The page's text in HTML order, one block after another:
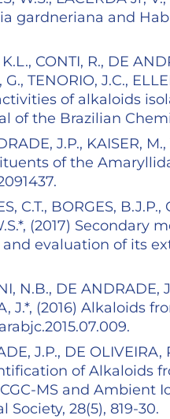
gardneriana and
CONTI, R., DE
TENORIO, J.C.,
of alkaloids
of the Brazilian
J.P., KAISER,
of the
C.T., BORGES,
(2017)
evaluation of its
N.B., DE ANDRADE,
J.*, (2016)
J.P., DE
of
MS and Ambient
28(5), 819-30.